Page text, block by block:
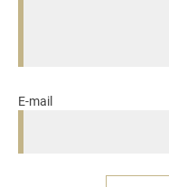
E-mail